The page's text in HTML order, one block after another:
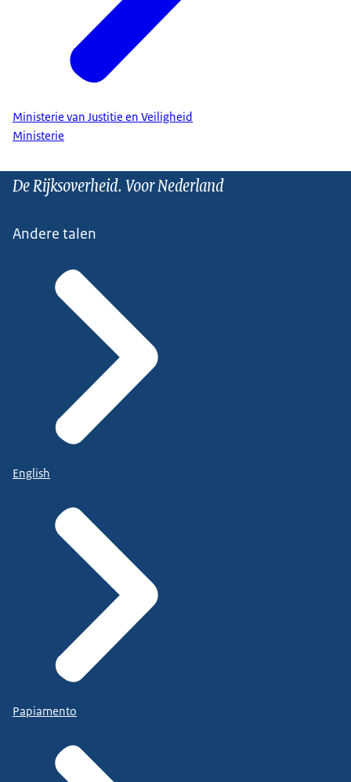
Ministerie van Justitie en Veiligheid
Ministerie
De Rijksoverheid. Voor Nederland
Andere talen
English
Papiamento